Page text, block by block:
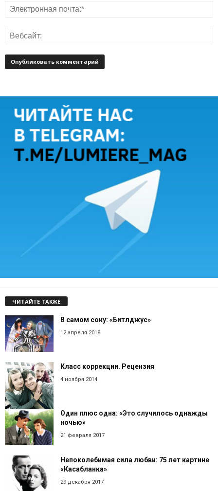
ЧИТАЙТЕ ТАКЖЕ
В самом соку: «Битлджус»
12 апреля 2018
Класс коррекции. Рецензия
4 ноября 2014
Один плюс одна: «Это случилось однажды
ночью»
21 февраля 2017
Непоколебимая сила любви: 75 лет картине
«Касабланка»
29 декабря 2017